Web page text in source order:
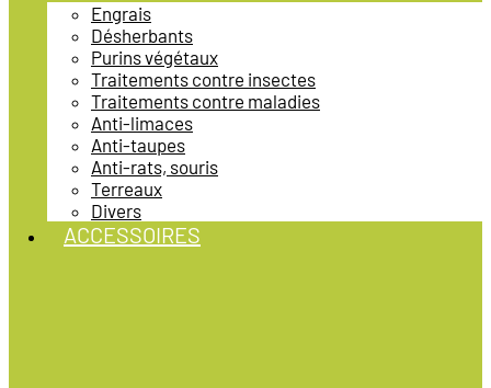
Engrais
Désherbants
Purins végétaux
Traitements contre insectes
Traitements contre maladies
Anti-limaces
Anti-taupes
Anti-rats, souris
Terreaux
Divers
ACCESSOIRES